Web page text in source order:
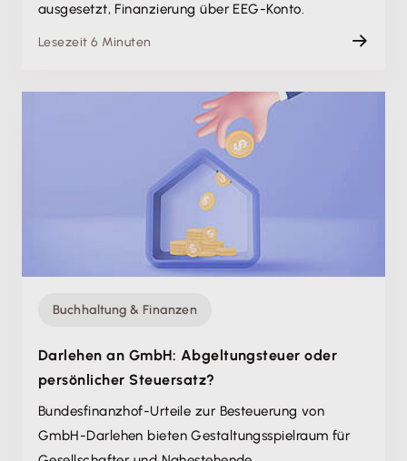
ausgesetzt, Finanzierung über EEG-Konto.
Lesezeit 6 Minuten
Buchhaltung & Finanzen
Darlehen an GmbH: Abgeltungsteuer oder
persönlicher Steuersatz?
Bundesfinanzhof-Urteile zur Besteuerung von
GmbH-Darlehen bieten Gestaltungsspielraum für